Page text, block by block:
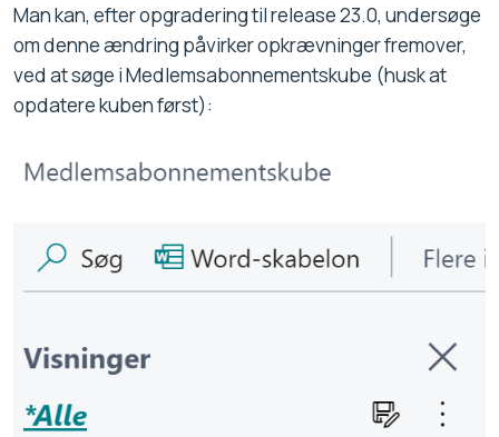
Man kan, efter opgradering til release 23.0, undersøge
om denne ændring påvirker opkrævninger fremover,
ved at søge i Medlemsabonnementskube (husk at
opdatere kuben først):